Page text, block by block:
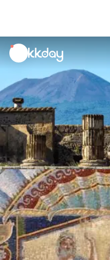
unread
notifications